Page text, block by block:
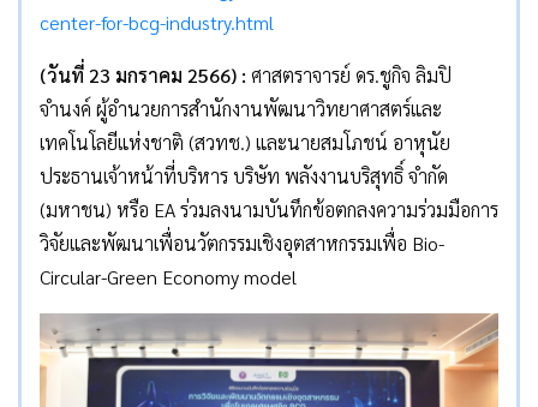
center-for-bcg-industry.html
(วันที่ 23 มกราคม 2566) : ศาสตราจารย์ ดร.ชูกิจ ลิมปิ
จำนงค์ ผู้อำนวยการสำนักงานพัฒนาวิทยาศาสตร์และ
เทคโนโลยีแห่งชาติ (สวทช.) และนายสมโภชน์ อาหุนัย
ประธานเจ้าหน้าที่บริหาร บริษัท พลังงานบริสุทธิ์ จำกัด
(มหาชน) หรือ EA ร่วมลงนามบันทึกข้อตกลงความร่วมมือการ
วิจัยและพัฒนาเพื่อนวัตกรรมเชิงอุตสาหกรรมเพื่อ Bio-
Circular-Green Economy model